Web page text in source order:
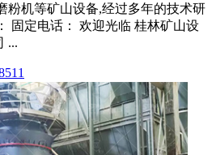
粉机等矿山设备,经过多年的技术研
固定电话： 欢迎光临 桂林矿山设
...